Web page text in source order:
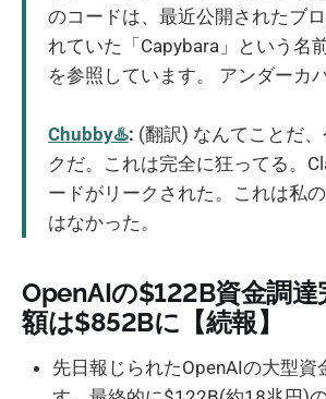
のコードは、最近公開されたブ
れていた「Capybara」という名
を参照しています。 アンダーカ
Chubby♨️: (翻訳) なんてことだ
クだ。これは完全に狂ってる。
ードがリークされた。これは私
はなかった。
OpenAIの$122B資金調達
額は$852Bに【続報】
先日報じられたOpenAIの大型資